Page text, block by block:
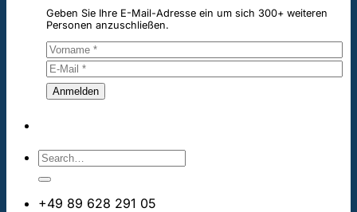
Geben Sie Ihre E-Mail-Adresse ein um sich 300+ weiteren
Personen anzuschließen.
+49 89 628 291 05